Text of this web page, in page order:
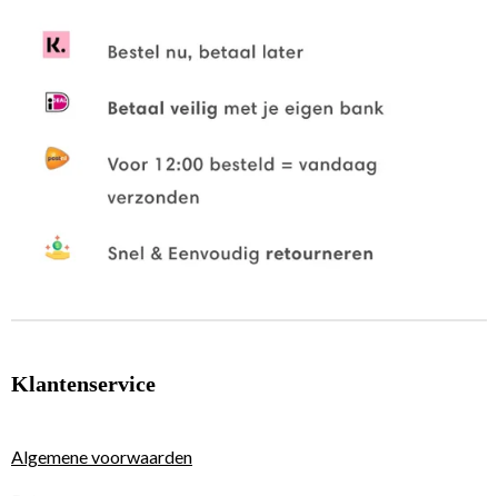
Klantenservice
Algemene voorwaarden